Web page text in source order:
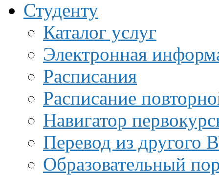
Студенту
Каталог услуг
Электронная
Расписания
Расписание
Навигатор
Перевод из другого
Образовательный